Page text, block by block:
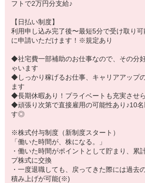
フトで2万円分支給♪
【日払い制度】
利用申し込み完了後〜最短5分で受け取り
に申請いただけます！※規定あり
◆社宅費一部補助のお仕事なので、その分
ゃいます
◆しっかり稼げるお仕事、キャリアアップ
ます
◆長期休暇あり！プライベートも充実させ
◆頑張り次第で直接雇用の可能性あり♪10名
す◎
※株式付与制度（新制度スタート）
「働いた時間が、株になる。」
・働いた時間がポイントとして貯まり、累
プ株式に交換
・一度退職しても、戻ってきた際には過去
積み上げが可能(※)